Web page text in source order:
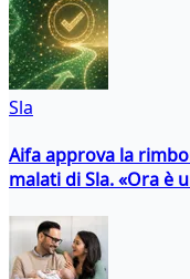
Sla
Aifa approva la
malati di Sla. «Ora è